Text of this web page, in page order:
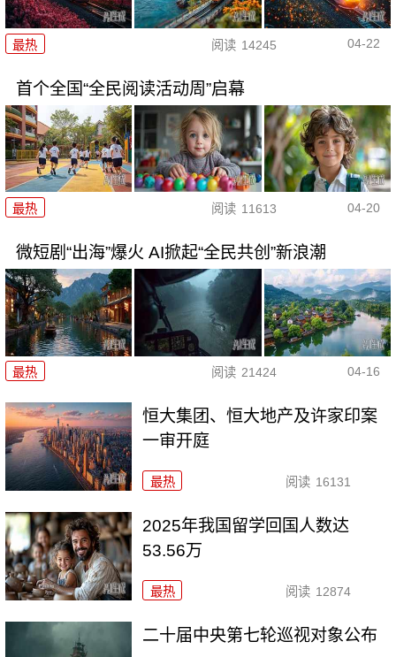
最热 阅读 14245 04-22
首个全国“全民阅读活动周”启幕
最热 阅读 11613 04-20
微短剧“出海”爆火 AI掀起“全民共创”新浪潮
最热 阅读 21424 04-16
恒大集团、恒大地产及许家印案
一审开庭
最热 阅读 16131
2025年我国留学回国人数达
53.56万
最热 阅读 12874
二十届中央第七轮巡视对象公布